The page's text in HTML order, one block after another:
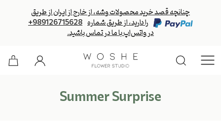
چنانچه قصد خرید محصولات وشه، از خارج از ایران از طریق
را دارید، از طریق شماره +989126715628
در واتس‌اپ با ما در تماس باشید.
Summer Surprise